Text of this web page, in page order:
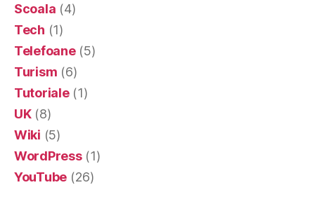
Scoala (4)
Tech (1)
Telefoane(5)
Turism (6)
Tutoriale(1)
UK(8)
Wiki (5)
WordPress(1)
YouTube (26)